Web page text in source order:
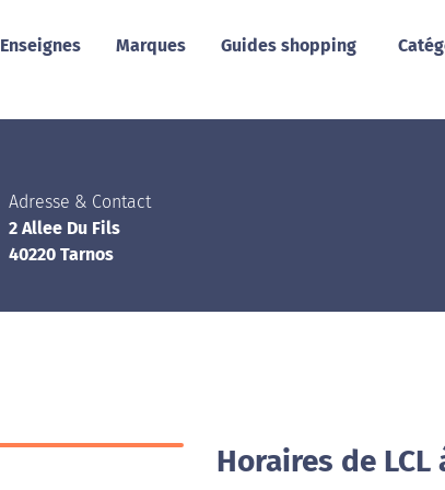
Enseignes Marques Guides shopping
Adresse & Contact
2 Allee Du Fils
40220 Tarnos
Horaires de LCL